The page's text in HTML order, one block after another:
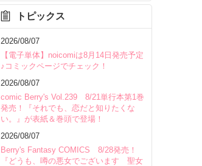
トピックス
2026/08/07
【電子単体】noicomiは8月14日発売予定
♪コミックページでチェック！
2026/08/07
comic Berry's Vol.239 8/21単行本第1巻
発売！『それでも、恋だと知りたくな
い。』が表紙＆巻頭で登場！
2026/08/07
Berry's Fantasy COMICS 8/28発売！
『どうも、噂の悪女でございます 聖女